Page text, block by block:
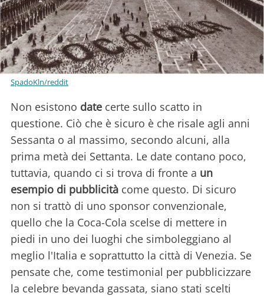
SpadoKln/reddit
Non esistono date certe sullo scatto in
questione. Ciò che è sicuro è che risale agli anni
Sessanta o al massimo, secondo alcuni, alla
prima metà dei Settanta. Le date contano poco,
tuttavia, quando ci si trova di fronte a un
esempio di pubblicità come questo. Di sicuro
non si trattò di uno sponsor convenzionale,
quello che la Coca-Cola scelse di mettere in
piedi in uno dei luoghi che simboleggiano al
meglio l'Italia e soprattutto la città di Venezia. Se
pensate che, come testimonial per pubblicizzare
la celebre bevanda gassata, siano stati scelti